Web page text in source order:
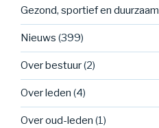
Gezond, sportief en duurzaam
Nieuws (399)
Over bestuur(2)
Over leden (4)
Over oud-leden (1)